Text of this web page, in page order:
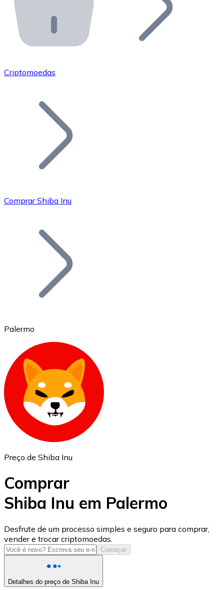
API Bitnovo
Integre nossa API no seu ecossistema.
Junte-se à nossa rede de revendedores e comercialize
Adicione o token do seu projeto ao nosso serviço de
Bitcoin
Ethereum
ETH
USD Coin
USDC
Criptomoedas
Comprar Shiba Inu
Palermo
Preço de Shiba Inu
Comprar
Shiba Inu em Palermo
Desfrute de um processo simples e seguro para comprar,
vender e trocar criptomoedas.
Começar
Detalhes do preço de Shiba Inu